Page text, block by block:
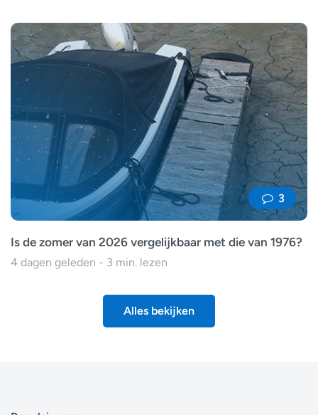
3
Is de zomer van 2026 vergelijkbaar met die van 1976?
4 dagen geleden - 3 min. lezen
Alles bekijken